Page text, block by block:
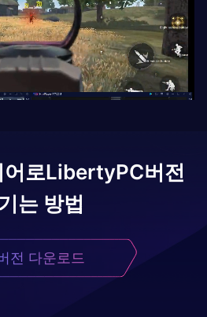
로LibertyPC버전
는 방법
전 다운로드